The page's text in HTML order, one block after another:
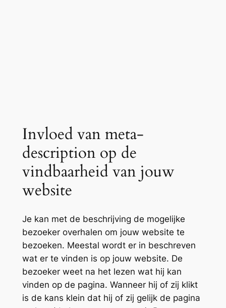
Invloed van meta-
description op de
vindbaarheid van jouw
website
Je kan met de beschrijving de mogelijke
bezoeker overhalen om jouw website te
bezoeken. Meestal wordt er in beschreven
wat er te vinden is op jouw website. De
bezoeker weet na het lezen wat hij kan
vinden op de pagina. Wanneer hij of zij klikt
is de kans klein dat hij of zij gelijk de pagina